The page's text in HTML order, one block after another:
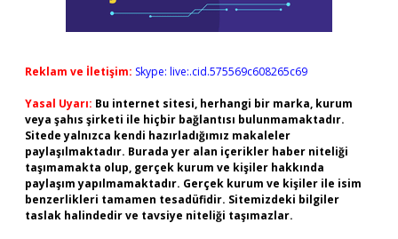
Reklam ve İletişim: Skype: live:.cid.575569c608265c69
Yasal Uyarı: Bu internet sitesi, herhangi bir marka, kurum
veya şahıs şirketi ile hiçbir bağlantısı bulunmamaktadır.
Sitede yalnızca kendi hazırladığımız makaleler
paylaşılmaktadır. Burada yer alan içerikler haber niteliği
taşımamakta olup, gerçek kurum ve kişiler hakkında
paylaşım yapılmamaktadır. Gerçek kurum ve kişiler ile isim
benzerlikleri tamamen tesadüfidir. Sitemizdeki bilgiler
taslak halindedir ve tavsiye niteliği taşımazlar.